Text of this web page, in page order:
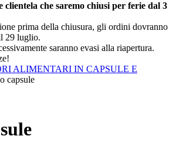
che saremo chiusi per ferie dal 3
prima della chiusura, gli ordini dovranno
29 luglio.
saranno evasi alla riapertura.
ALIMENTARI IN CAPSULE E
capsule